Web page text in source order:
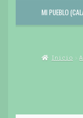
MI PUEBLO
Inicio